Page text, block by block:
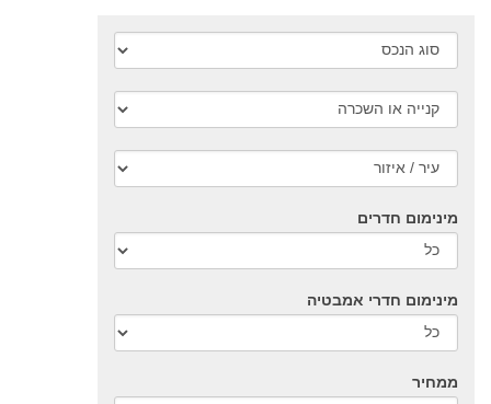
מינימום חדרים
מינימום חדרי אמבטיה
ממחיר